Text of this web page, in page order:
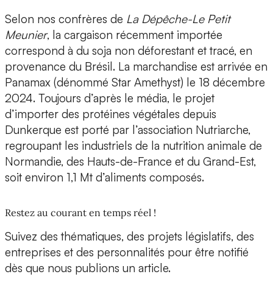
Selon nos confrères de La Dépêche-Le Petit
Meunier, la cargaison récemment importée
correspond à du soja non déforestant et tracé, en
provenance du Brésil. La marchandise est arrivée en
Panamax (dénommé Star Amethyst) le 18 décembre
2024. Toujours d’après le média, le projet
d’importer des protéines végétales depuis
Dunkerque est porté par l’association Nutriarche,
regroupant les industriels de la nutrition animale de
Normandie, des Hauts-de-France et du Grand-Est,
soit environ 1,1 Mt d’aliments composés.
Restez au courant en temps réel !
Suivez des thématiques, des projets législatifs, des
entreprises et des personnalités pour être notifié
dès que nous publions un article.